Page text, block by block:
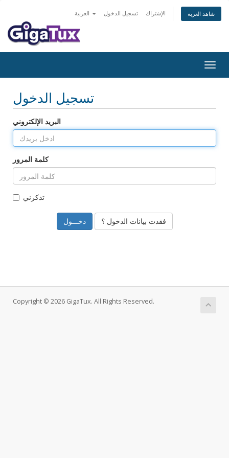
تسجيل الدخول الإشتراك شاهد العربة
تسجيل الدخول
البريد الإلكتروني
كلمة المرور
تذكرني
فقدت بيانات الدخول ؟
Copyright © 2026 GigaTux. All Rights Reserved.